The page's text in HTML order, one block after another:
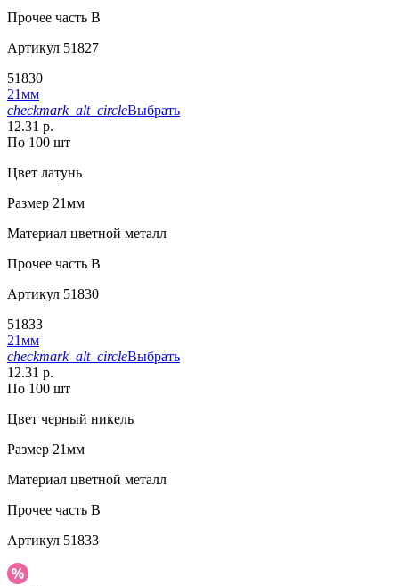
Прочее часть В
Артикул 51827
51830
21мм
checkmark_alt_circleВыбрать
12.31 р.
По 100 шт
Цвет латунь
Размер 21мм
Материал цветной металл
Прочее часть В
Артикул 51830
51833
21мм
checkmark_alt_circleВыбрать
12.31 р.
По 100 шт
Цвет черный никель
Размер 21мм
Материал цветной металл
Прочее часть В
Артикул 51833